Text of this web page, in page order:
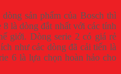
sản phẩm của Bosch thì
là dòng đắt nhất với các tính
giới. Dòng serie 2 có giá rẻ
như các dòng đã cải tiến là
6 là lựa chọn hoàn hảo cho